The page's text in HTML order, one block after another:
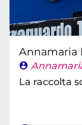
Annamaria
La raccolta